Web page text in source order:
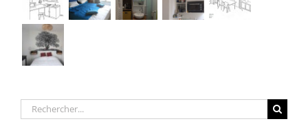
Rechercher: